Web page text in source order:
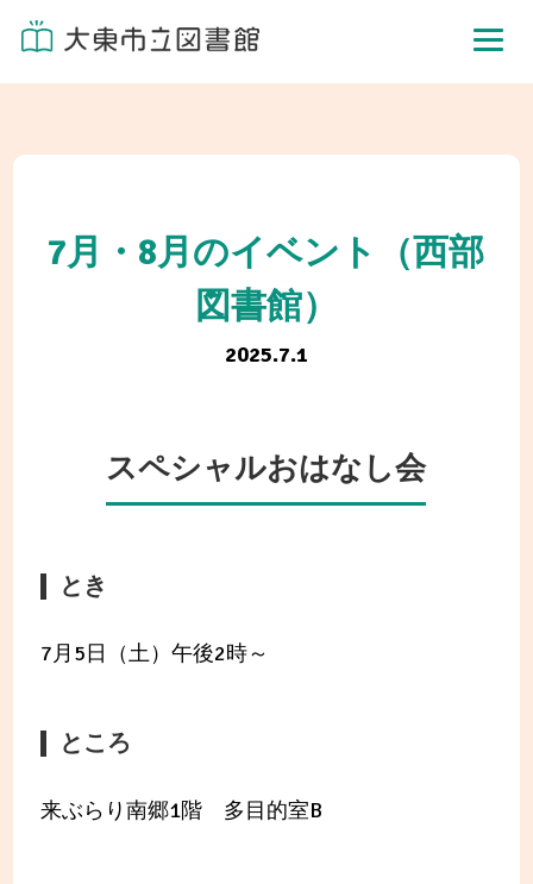
7月・8月のイベント（西部
図書館）
2025.7.1
スペシャルおはなし会
とき
7月5日（土）午後2時～
ところ
来ぶらり南郷1階 多目的室B